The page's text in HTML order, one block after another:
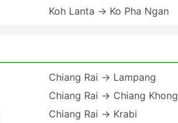
Koh Lanta → Ko Pha Ngan
Chiang Rai → Lampang
Chiang Rai → Chiang Khong
Chiang Rai → Krabi